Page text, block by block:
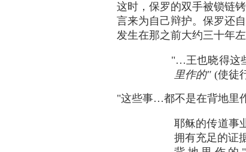
这时，保罗的双手被锁链
言来为自己辩护。保罗还
发生在那之前大约三十年
"…王也晓得这
里作的" (使徒
"这些事…都不是在背地里
耶稣的传道事
拥有充足的证